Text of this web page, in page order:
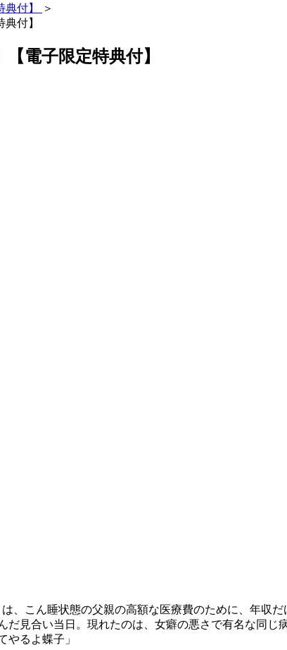
付】
＞
付】
電子限定特典付】
、こん睡状態の父親の高額な医療費のために、年収
見合い当日。現れたのは、女癖の悪さで有名な同じ
やるよ蝶子」